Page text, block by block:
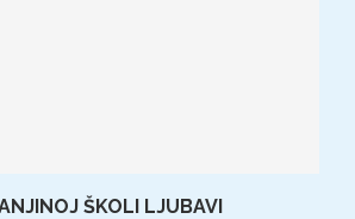
ŠKOLI LJUBAVI